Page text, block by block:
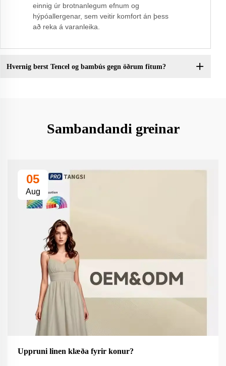
einnig úr brotnanlegum efnum og
hýpóallergenar, sem veitir komfort án þess
að reka á varanleika.
Hvernig berst Tencel og bambús gegn öðrum fitum?
Sambandandi greinar
05
Aug
Uppruni linen klæða fyrir konur?